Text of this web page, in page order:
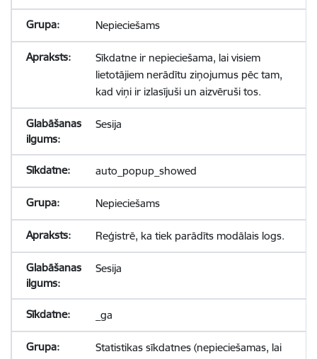
Nepieciešams
Sīkdatne ir nepieciešama, lai visiem
lietotājiem nerādītu ziņojumus pēc tam,
kad viņi ir izlasījuši un aizvēruši tos.
Sesija
auto_popup_showed
Nepieciešams
Reģistrē, ka tiek parādīts modālais logs.
Sesija
_ga
Statistikas sīkdatnes (nepieciešamas, lai